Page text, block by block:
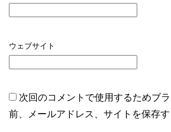
ウェブサイト
次回のコメントで使用するためブ
前、メールアドレス、サイトを保存す